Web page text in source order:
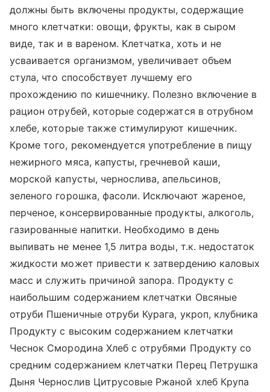
должны быть включены продукты, содержащие
много клетчатки: овощи, фрукты, как в сыром
виде, так и в вареном. Клетчатка, хоть и не
усваивается организмом, увеличивает объем
стула, что способствует лучшему его
прохождению по кишечнику. Полезно включение в
рацион отрубей, которые содержатся в отрубном
хлебе, которые также стимулируют кишечник.
Кроме того, рекомендуется употребление в пищу
нежирного мяса, капусты, гречневой каши,
морской капусты, чернослива, апельсинов,
зеленого горошка, фасоли. Исключают жареное,
перченое, консервированные продукты, алкоголь,
газированные напитки. Необходимо в день
выпивать не менее 1,5 литра воды, т.к. недостаток
жидкости может привести к затвердению каловых
масс и служить причиной запора. Продукту с
наибольшим содержанием клетчатки Овсяные
отруби Пшеничные отруби Курага, укроп, клубника
Продукту с высоким содержанием клетчатки
Чеснок Смородина Хлеб с отрубями Продукту со
средним содержанием клетчатки Перец Петрушка
Дыня Чернослив Цитрусовые Ржаной хлеб Крупа